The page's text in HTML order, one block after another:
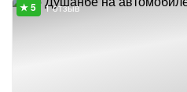
1 отзыв